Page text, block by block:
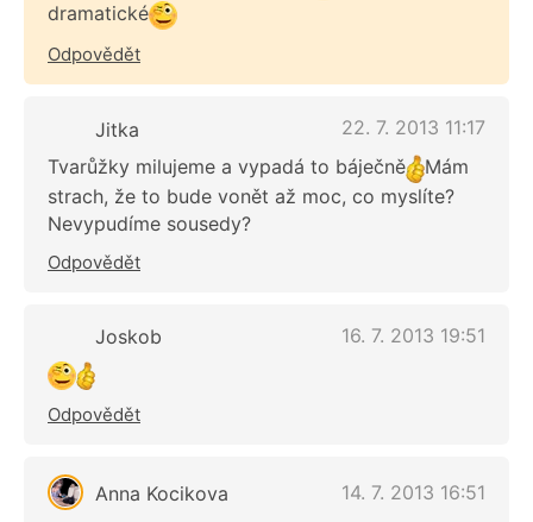
dramatické
Odpovědět
Jitka
22. 7. 2013 11:17
Tvarůžky milujeme a vypadá to báječně
Mám
strach, že to bude vonět až moc, co myslíte?
Nevypudíme sousedy?
Odpovědět
Joskob 16. 7. 2013 19:51
Odpovědět
Anna Kocikova
14. 7. 2013 16:51